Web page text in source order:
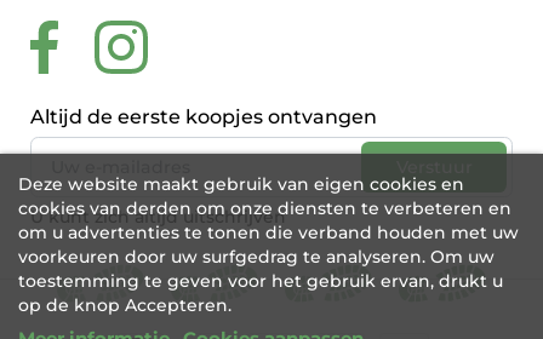
Altijd de eerste koopjes ontvangen
U kunt zich altijd uitschrijven
Deze website maakt gebruik van eigen cookies en
cookies van derden om onze diensten te verbeteren en
om u advertenties te tonen die verband houden met uw
voorkeuren door uw surfgedrag te analyseren. Om uw
toestemming te geven voor het gebruik ervan, drukt u
op de knop Accepteren.